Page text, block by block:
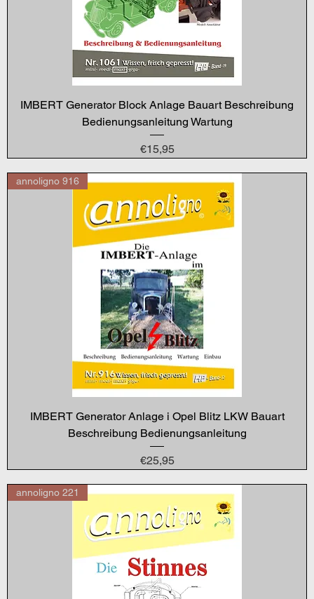
IMBERT Generator Block Anlage Bauart Beschreibung
Bedienungsanleitung Wartung
Price
€15,95
annoligno 916
IMBERT Generator Anlage i Opel Blitz LKW Bauart
Beschreibung Bedienungsanleitung
Price
€25,95
annoligno 221